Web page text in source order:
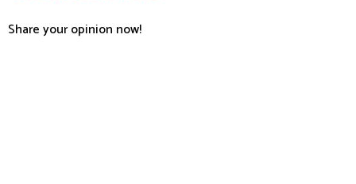
Share your opinion now!